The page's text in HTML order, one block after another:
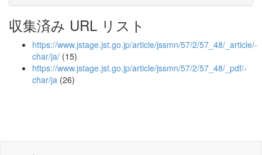
収集済み URL リスト
https://www.jstage.jst.go.jp/article/jssmn/57/2/57_48/_article/-
char/ja/ (15)
https://www.jstage.jst.go.jp/article/jssmn/57/2/57_48/_pdf/-
char/ja (26)